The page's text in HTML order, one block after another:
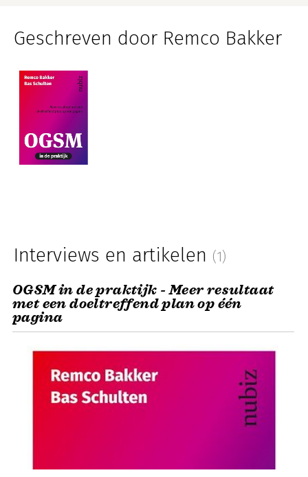
Geschreven door Remco Bakker
Interviews en artikelen (1)
OGSM in de praktijk - Meer resultaat
met een doeltreffend plan op één
pagina